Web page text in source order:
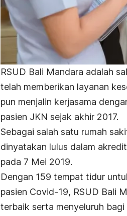
RSUD Bali Mandara adalah
telah memberikan layanan
pun menjalin kerjasama
pasien JKN sejak akhir 2017.
Sebagai salah satu rumah
dinyatakan lulus dalam
pada 7 Mei 2019.
Dengan 159 tempat tidur
pasien Covid-19, RSUD Bali
terbaik serta menyeluruh bagi